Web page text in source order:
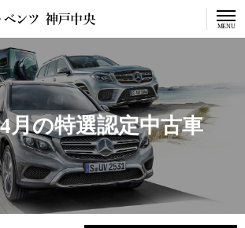
・ベンツ 神戸中MENU
4月の特選認定中古車